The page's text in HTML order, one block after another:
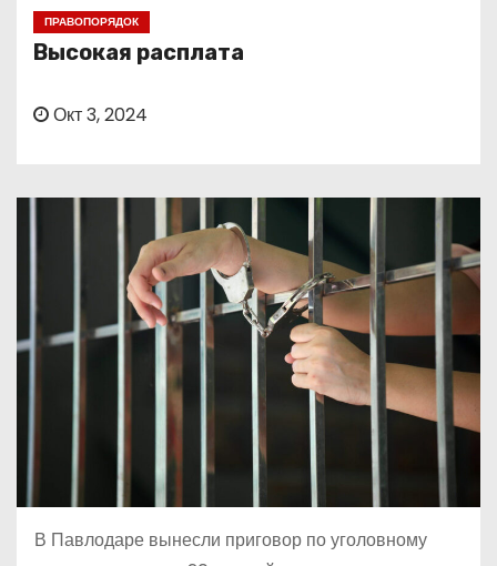
ПРАВОПОРЯДОК
Высокая расплата
Окт 3, 2024
В Павлодаре вынесли приговор по уголовному